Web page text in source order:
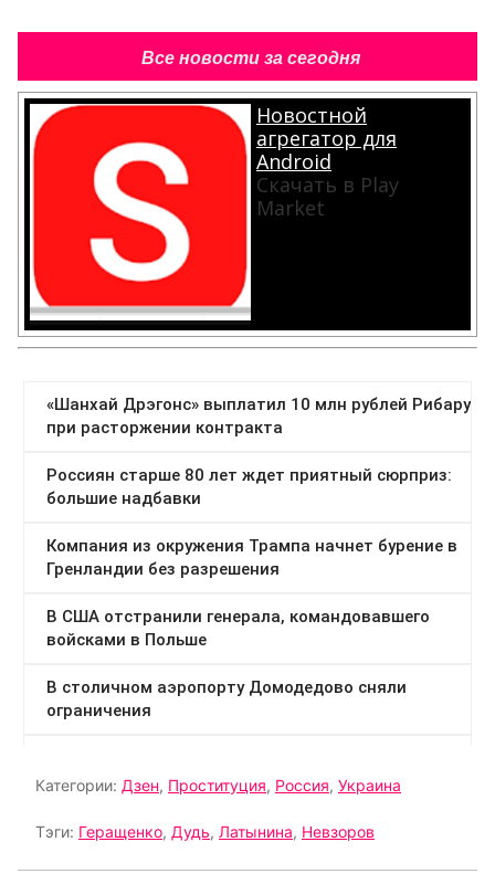
Все новости за сегодня
Новостной
агрегатор для
Android
Скачать в Play
Market
Категории: Дзен, Проституция, Россия, Украина
Тэги: Геращенко, Дудь, Латынина, Невзоров